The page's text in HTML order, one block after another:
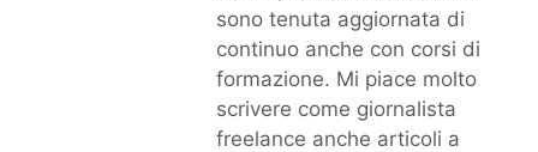
sono tenuta aggiornata di
continuo anche con corsi di
formazione. Mi piace molto
scrivere come giornalista
freelance anche articoli a